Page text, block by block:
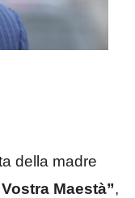
della madre
Maestà”,